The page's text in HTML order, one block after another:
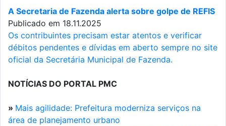
A Secretaria de Fazenda alerta sobre golpe de REFIS
Publicado em 18.11.2025
Os contribuintes precisam estar atentos e verificar
débitos pendentes e dívidas em aberto sempre no site
oficial da Secretária Municipal de Fazenda.
NOTÍCIAS DO PORTAL PMC
» Mais agilidade: Prefeitura moderniza serviços na
área de planejamento urbano